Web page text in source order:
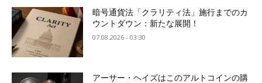
暗号通貨法「クラリティ法」施行までのカ
ウントダウン：新たな展開！
07.08.2026 - 03:30
アーサー・ヘイズはこのアルトコインの購